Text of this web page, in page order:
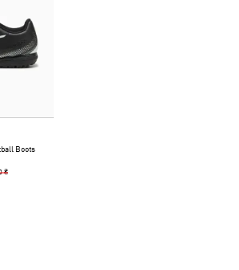
Boots
₴